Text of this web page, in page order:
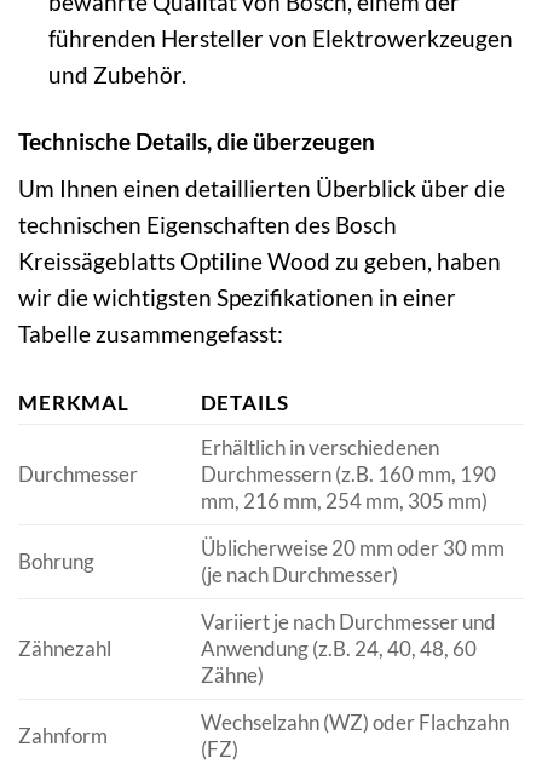
führenden Hersteller von Elektrowerkzeugen
und Zubehör.
Technische Details, die überzeugen
Um Ihnen einen detaillierten Überblick über die
technischen Eigenschaften des Bosch
Kreissägeblatts Optiline Wood zu geben, haben
wir die wichtigsten Spezifikationen in einer
Tabelle zusammengefasst:
MERKMAL DETAILS
Durchmesser
Erhältlich in verschiedenen
Durchmessern (z.B. 160 mm, 190
mm, 216 mm, 254 mm, 305 mm)
Bohrung
Üblicherweise 20 mm oder 30 mm
(je nach Durchmesser)
Zähnezahl
Variiert je nach Durchmesser und
Anwendung (z.B. 24, 40, 48, 60
Zähne)
Zahnform
Wechselzahn (WZ) oder Flachzahn
(FZ)